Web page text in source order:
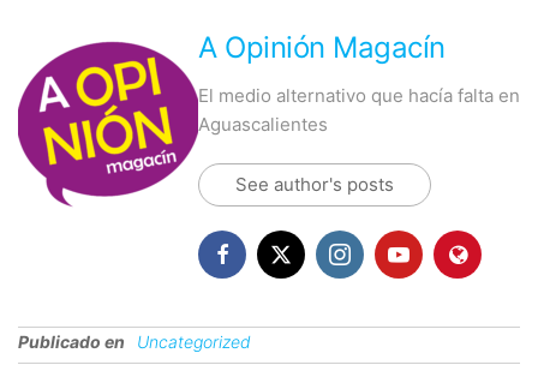
A Opinión Magacín
El medio alternativo que hacía falta en
Aguascalientes
See author's posts
Publicado en Uncategorized